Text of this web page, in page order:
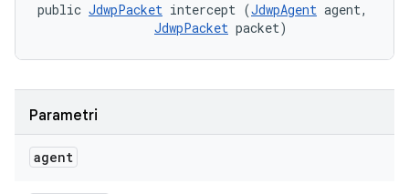
public JdwpPacket intercept (JdwpAgent agent,
JdwpPacket packet)
Parametri
agent